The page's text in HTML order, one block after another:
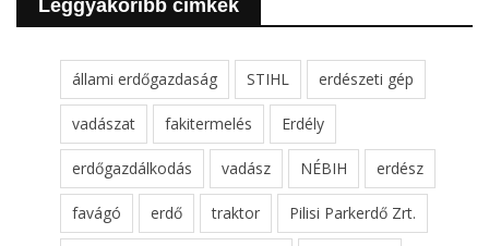
Leggyakoribb cimkék
állami erdőgazdaság STIHL erdészeti gép
vadászat fakitermelés Erdély
erdőgazdálkodás vadász NÉBIH erdész
favágó erdő traktor Pilisi Parkerdő Zrt.